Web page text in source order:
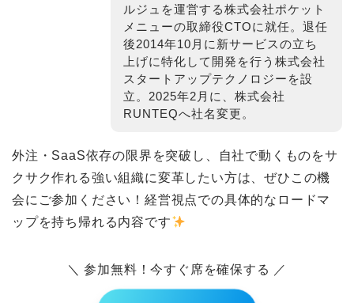
ルジュを運営する株式会社ポケット
メニューの取締役CTOに就任。退任
後2014年10月に新サービスの立ち
上げに特化して開発を行う株式会社
スタートアップテクノロジーを設
立。2025年2月に、株式会社
RUNTEQへ社名変更。
外注・SaaS依存の限界を突破し、自社で動くものをサ
クサク作れる強い組織に変革したい方は、ぜひこの機
会にご参加ください！経営視点での具体的なロードマ
ップを持ち帰れる内容です
＼ 参加無料！今すぐ席を確保する ／